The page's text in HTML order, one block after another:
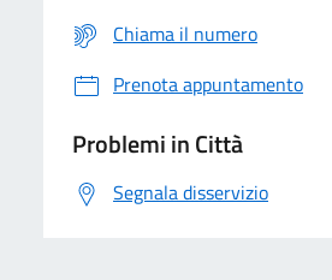
Chiama il numero
Prenota appuntamento
Problemi in Città
Segnala disservizio